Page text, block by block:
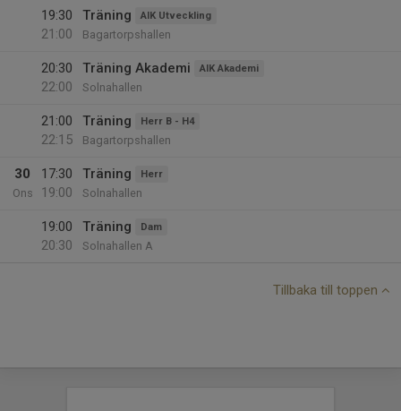
19:30
21:00
Träning AIK Utveckling
Bagartorpshallen
20:30
22:00
Träning Akademi AIK Akademi
Solnahallen
21:00
22:15
Träning Herr B - H4
Bagartorpshallen
30
Ons
17:30
19:00
Träning Herr
Solnahallen
19:00
20:30
Träning Dam
Solnahallen A
Tillbaka till toppen